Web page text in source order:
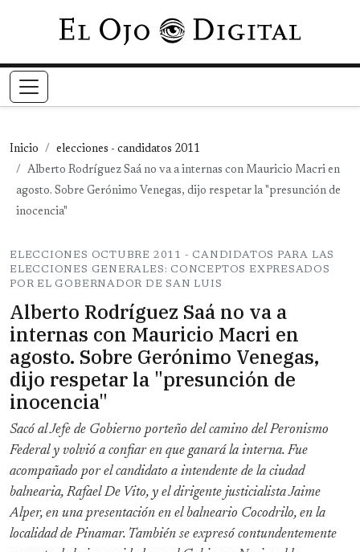
Pasar al contenido principal
Inicio
elecciones - candidatos 2011
Alberto Rodríguez Saá no va a internas con Mauricio Macri en
agosto. Sobre Gerónimo Venegas, dijo respetar la "presunción de
inocencia"
ELECCIONES OCTUBRE 2011 - CANDIDATOS PARA LAS
ELECCIONES GENERALES: CONCEPTOS EXPRESADOS
POR EL GOBERNADOR DE SAN LUIS
Alberto Rodríguez Saá no va a
internas con Mauricio Macri en
agosto. Sobre Gerónimo Venegas,
dijo respetar la "presunción de
inocencia"
Sacó al Jefe de Gobierno porteño del camino del Peronismo
Federal y volvió a confiar en que ganará la interna. Fue
acompañado por el candidato a intendente de la ciudad
balnearia, Rafael De Vito, y el dirigente justicialista Jaime
Alper, en una presentación en el balneario Cocodrilo, en la
localidad de Pinamar. También se expresó contundentemente